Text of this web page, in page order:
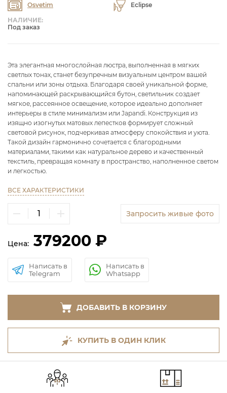
НАЛИЧИЕ:
Под заказ
Eclipse
Osvetim
Эта элегантная многослойная люстра, выполненная в мягких
светлых тонах, станет безупречным визуальным центром вашей
спальни или зоны отдыха. Благодаря своей уникальной форме,
напоминающей раскрывающийся бутон, светильник создает
мягкое, рассеянное освещение, которое идеально дополняет
интерьеры в стиле минимализм или Japandi. Конструкция из
изящно изогнутых матовых лепестков формирует сложный
световой рисунок, подчеркивая атмосферу спокойствия и уюта.
Такой дизайн гармонично сочетается с благородными
материалами, такими как натуральное дерево и качественный
текстиль, превращая комнату в пространство, наполненное светом
и легкостью.
ВСЕ ХАРАКТЕРИСТИКИ
Запросить живые фото
Цена: 379200 ₽
Написать в
Telegram
Написать в
Whatsapp
ДОБАВИТЬ В КОРЗИНУ
КУПИТЬ В ОДИН КЛИК